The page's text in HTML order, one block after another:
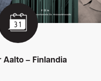
– Finlandia